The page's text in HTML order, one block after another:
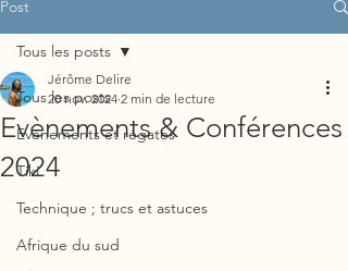
Post
Tous les posts
Evènements et régates
Tiki
Technique ; trucs et astuces
Afrique du sud
Tous les posts
Evènements & Conférences
2024
Jérôme Delire
20 nov. 2024 2 min de lecture